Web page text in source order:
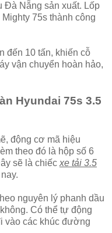
Đà Nẵng sản xuất. Lốp
75s thành công
đến 10 tấn, khiến cỗ
vận chuyển hoàn hảo,
Hyundai 75s 3.5
động cơ mã hiệu
theo đó là hộp số 6
sẽ là chiếcxe tải 3.5
nguyên lý phanh dầu
Có thể tự động
vào các khúc đường